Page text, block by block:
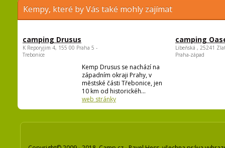
Kempy, které by Vás také mohly zajímat
camping Drusus
K Reporyjim 4, 155 00 Praha 5 -
Trebonice
Kemp Drusus se nachází na
západním okraji Prahy, v
městské části Třebonice, jen
10 km od historickéh...
web stránky
camping
Libeňská , 25241
Praha-západ